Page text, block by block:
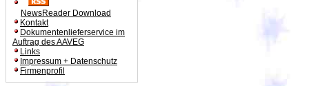
NewsReader Download
Kontakt
Dokumentenlieferservice im
Auftrag des AAVEG
Links
Impressum + Datenschutz
Firmenprofil